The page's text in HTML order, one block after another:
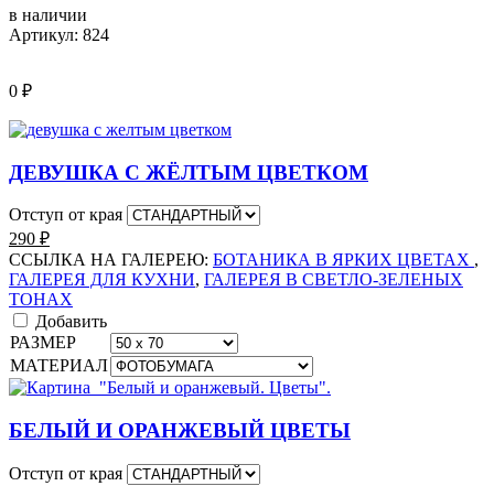
в наличии
Артикул: 824
0 ₽
ДЕВУШКА С ЖЁЛТЫМ ЦВЕТКОМ
Отступ от края
290 ₽
ССЫЛКА НА ГАЛЕРЕЮ: БОТАНИКА В ЯРКИХ ЦВЕТАХ ,
ГАЛЕРЕЯ ДЛЯ КУХНИ, ГАЛЕРЕЯ В СВЕТЛО-ЗЕЛЕНЫХ
ТОНАХ
Добавить
РАЗМЕР
МАТЕРИАЛ
БЕЛЫЙ И ОРАНЖЕВЫЙ ЦВЕТЫ
Отступ от края